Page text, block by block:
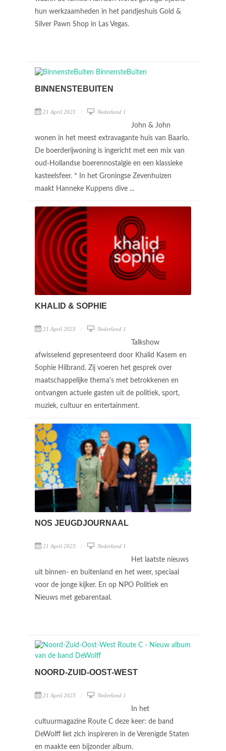
hun werkzaamheden in het pandjeshuis Gold &
Silver Pawn Shop in Las Vegas.
BINNENSTEBUITEN
21 April 2023 Nederland 1
John & John
wonen in het meest extravagante huis van Baarlo.
De boerderijwoning is ingericht met een mix van
oud-Hollandse boerennostalgie en een klassieke
kasteelsfeer. * In het Groningse Zevenhuizen
maakt Hanneke Kuppens dive ...
KHALID & SOPHIE
21 April 2023 Nederland 1
Talkshow
afwisselend gepresenteerd door Khalid Kasem en
Sophie Hilbrand. Zij voeren het gesprek over
maatschappelijke thema's met betrokkenen en
ontvangen actuele gasten uit de politiek, sport,
muziek, cultuur en entertainment.
NOS JEUGDJOURNAAL
21 April 2023 Nederland 1
Het laatste nieuws
uit binnen- en buitenland en het weer, speciaal
voor de jonge kijker. En op NPO Politiek en
Nieuws met gebarentaal.
NOORD-ZUID-OOST-WEST
21 April 2023 Nederland 1
In het
cultuurmagazine Route C deze keer: de band
DeWolff liet zich inspireren in de Verenigde Staten
en maakte een bijzonder album.